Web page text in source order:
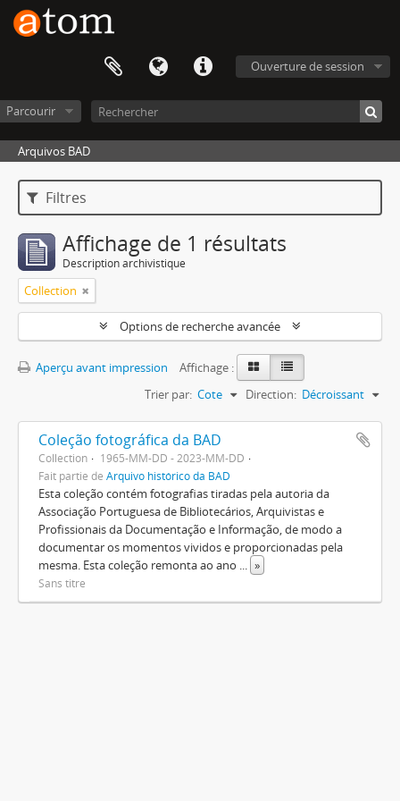
Ouverture de session
Parcourir
Arquivos BAD
Filtres
Affichage de 1 résultats
Description archivistique
Collection
Options de recherche avancée
Aperçu avant impression
Affichage :
Trier par: Cote Direction: Décroissant
Coleção fotográfica da BAD
Collection
1965-MM-DD - 2023-MM-DD
Fait partie de Arquivo histórico da BAD
Esta coleção contém fotografias tiradas pela autoria da
Associação Portuguesa de Bibliotecários, Arquivistas e
Profissionais da Documentação e Informação, de modo a
documentar os momentos vividos e proporcionadas pela
mesma. Esta coleção remonta ao ano ... »
Sans titre